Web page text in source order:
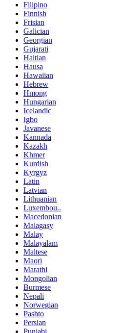
Filipino
Finnish
Frisian
Galician
Georgian
Gujarati
Haitian
Hausa
Hawaiian
Hebrew
Hmong
Hungarian
Icelandic
Igbo
Javanese
Kannada
Kazakh
Khmer
Kurdish
Kyrgyz
Latin
Latvian
Lithuanian
Luxembou..
Macedonian
Malagasy
Malay
Malayalam
Maltese
Maori
Marathi
Mongolian
Burmese
Nepali
Norwegian
Pashto
Persian
Punjabi